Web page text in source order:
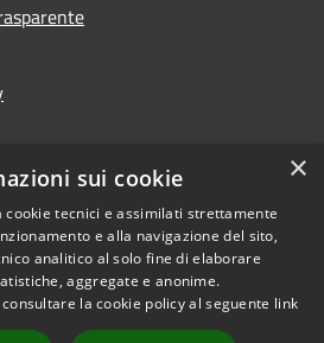
Copyright © 2026 • Comune di
Motta San Giovanni • Powered
×
sui cookie
cookie tecnici e assimilati strettamente
e alla navigazione del sito,
analitico al solo fine di elaborare
aggregate e anonime.
la cookie policy al seguente link